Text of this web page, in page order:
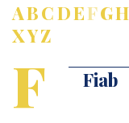
ABCDEFGH
XYZ
F Fiab